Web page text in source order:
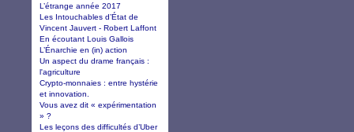
L’étrange année 2017
Les Intouchables d’État de
Vincent Jauvert - Robert Laffont
En écoutant Louis Gallois
L’Énarchie en (in) action
Un aspect du drame français :
l'agriculture
Crypto-monnaies : entre hystérie
et innovation.
Vous avez dit « expérimentation
» ?
Les leçons des difficultés d’Uber